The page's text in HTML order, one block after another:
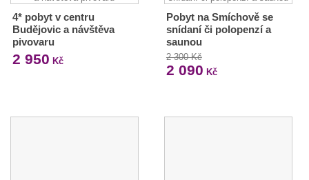
4* pobyt v centru
Budějovic a návštěva
pivovaru
2 950 Kč
Pobyt na Smíchově se
snídaní či polopenzí a
saunou
2 300 Kč
2 090 Kč